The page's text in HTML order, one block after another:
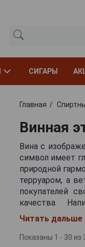
СИГАРЫ
Главная
Винная
Вина с
символ имеет
природной
терруаром, а
покупателей
качества.
происхождения
философии
подчёркивать
Читать дальше
Показаны 1 - 30 из